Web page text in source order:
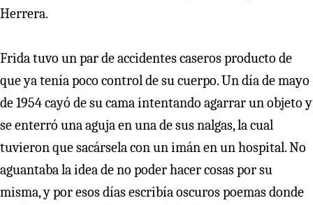
Herrera.
Frida tuvo un par de accidentes caseros producto de
que ya tenía poco control de su cuerpo. Un día de mayo
de 1954 cayó de su cama intentando agarrar un objeto y
se enterró una aguja en una de sus nalgas, la cual
tuvieron que sacársela con un imán en un hospital. No
aguantaba la idea de no poder hacer cosas por su
misma, y por esos días escribía oscuros poemas donde